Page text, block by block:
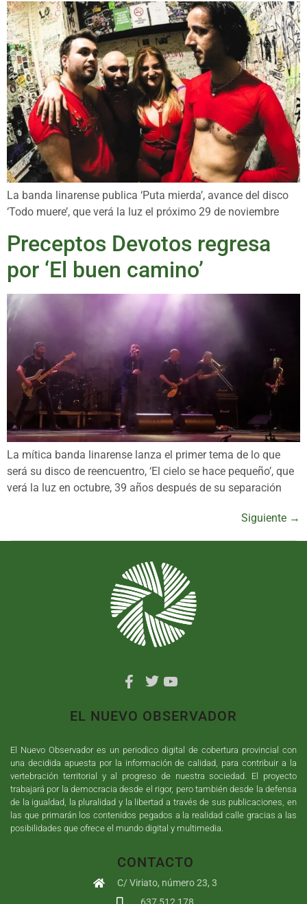
La banda linarense publica ‘Puta mierda’, avance del disco
‘Todo muere’, que verá la luz el próximo 29 de noviembre
Preceptos Devotos regresa
por ‘El buen camino’
La mítica banda linarense lanza el primer tema de lo que
será su disco de reencuentro, ‘El cielo se hace pequeño’, que
verá la luz en octubre, 39 años después de su separación
Siguiente →
EL NUEVO OBSERVADOR
El Nuevo Observador es un periodico digital de cobertura provincial con
una decidida apuesta por la información de calidad, para contribuir a la
vertebración territorial y al progreso de nuestra sociedad. El proyecto
trabajará por la democracia desde el rigor, pero también desde la defensa
de la igualdad, la pluralidad y la libertad a través de sus publicaciones, en
las que primarán los contenidos pegados a la realidad calle gracias a las
posibilidades que ofrece el mundo digital y multimedia.
CONTACTO
C/ Viriato, número 23, 3